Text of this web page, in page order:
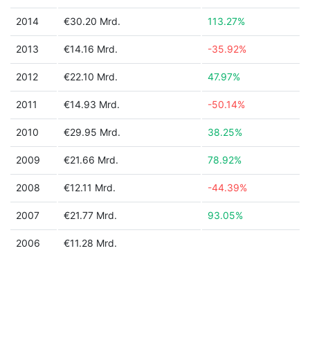
2014 €30.20 Mrd. 113.27%
2013 €14.16 Mrd. -35.92%
2012 €22.10 Mrd. 47.97%
2011 €14.93 Mrd. -50.14%
2010 €29.95 Mrd. 38.25%
2009 €21.66 Mrd. 78.92%
2008 €12.11 Mrd. -44.39%
2007 €21.77 Mrd. 93.05%
2006 €11.28 Mrd.